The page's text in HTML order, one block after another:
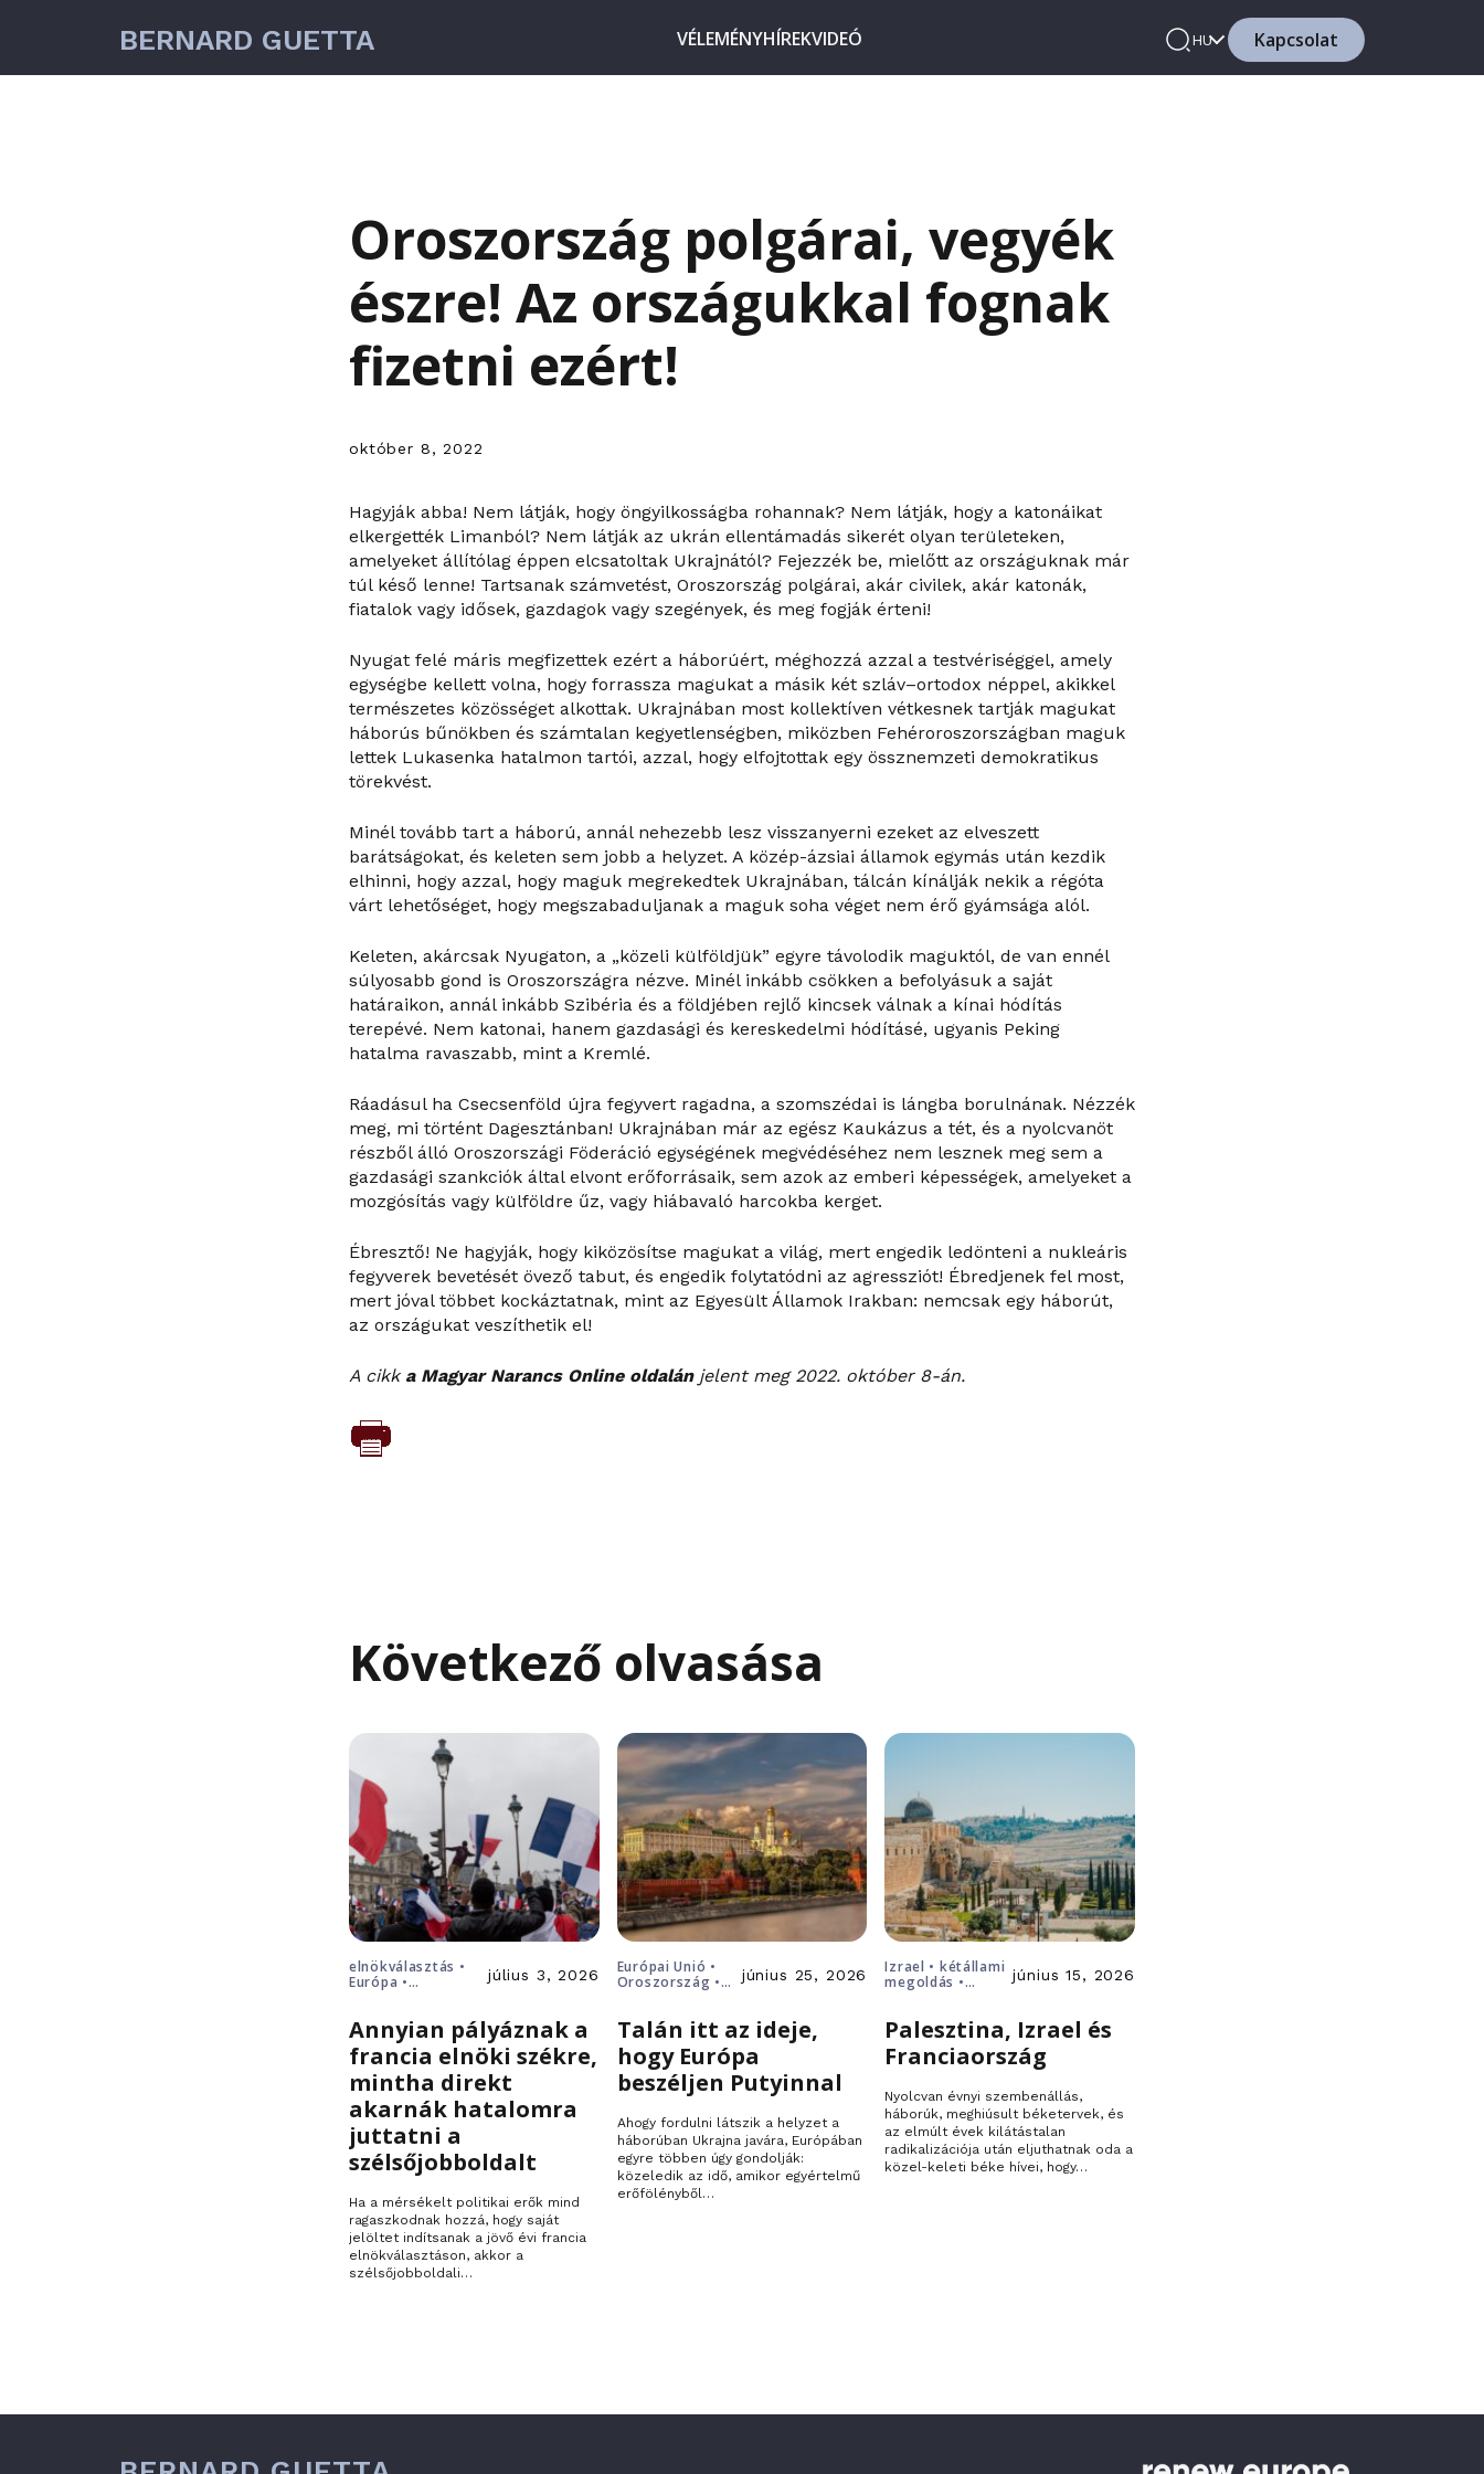
BERNARD GUETTA VÉLEMÉNYHÍREKVIDEÓ HU Kapcsolat
Oroszország polgárai, vegyék
észre! Az országukkal fognak
fizetni ezért!
október 8, 2022
Hagyják abba! Nem látják, hogy öngyilkosságba rohannak? Nem látják, hogy a katonáikat
elkergették Limanból? Nem látják az ukrán ellentámadás sikerét olyan területeken,
amelyeket állítólag éppen elcsatoltak Ukrajnától? Fejezzék be, mielőtt az országuknak már
túl késő lenne! Tartsanak számvetést, Oroszország polgárai, akár civilek, akár katonák,
fiatalok vagy idősek, gazdagok vagy szegények, és meg fogják érteni!
Nyugat felé máris megfizettek ezért a háborúért, méghozzá azzal a testvériséggel, amely
egységbe kellett volna, hogy forrassza magukat a másik két szláv–ortodox néppel, akikkel
természetes közösséget alkottak. Ukrajnában most kollektíven vétkesnek tartják magukat
háborús bűnökben és számtalan kegyetlenségben, miközben Fehéroroszországban maguk
lettek Lukasenka hatalmon tartói, azzal, hogy elfojtottak egy össznemzeti demokratikus
törekvést.
Minél tovább tart a háború, annál nehezebb lesz visszanyerni ezeket az elveszett
barátságokat, és keleten sem jobb a helyzet. A közép-ázsiai államok egymás után kezdik
elhinni, hogy azzal, hogy maguk megrekedtek Ukrajnában, tálcán kínálják nekik a régóta
várt lehetőséget, hogy megszabaduljanak a maguk soha véget nem érő gyámsága alól.
Keleten, akárcsak Nyugaton, a „közeli külföldjük” egyre távolodik maguktól, de van ennél
súlyosabb gond is Oroszországra nézve. Minél inkább csökken a befolyásuk a saját
határaikon, annál inkább Szibéria és a földjében rejlő kincsek válnak a kínai hódítás
terepévé. Nem katonai, hanem gazdasági és kereskedelmi hódításé, ugyanis Peking
hatalma ravaszabb, mint a Kremlé.
Ráadásul ha Csecsenföld újra fegyvert ragadna, a szomszédai is lángba borulnának. Nézzék
meg, mi történt Dagesztánban! Ukrajnában már az egész Kaukázus a tét, és a nyolcvanöt
részből álló Oroszországi Föderáció egységének megvédéséhez nem lesznek meg sem a
gazdasági szankciók által elvont erőforrásaik, sem azok az emberi képességek, amelyeket a
mozgósítás vagy külföldre űz, vagy hiábavaló harcokba kerget.
Ébresztő! Ne hagyják, hogy kiközösítse magukat a világ, mert engedik ledönteni a nukleáris
fegyverek bevetését övező tabut, és engedik folytatódni az agressziót! Ébredjenek fel most,
mert jóval többet kockáztatnak, mint az Egyesült Államok Irakban: nemcsak egy háborút,
az országukat veszíthetik el!
A cikk a Magyar Narancs Online oldalánjelent meg 2022. október 8-án.
Következő olvasása
elnökválasztás •
Európa •
július 3, 2026
Annyian pályáznak a
francia elnöki székre,
mintha direkt
akarnák hatalomra
juttatni a
szélsőjobboldalt
Ha a mérsékelt politikai erők mind
ragaszkodnak hozzá, hogy saját
jelöltet indítsanak a jövő évi francia
elnökválasztáson, akkor a
szélsőjobboldali…
Európai Unió •
Oroszország •
június 25, 2026
Talán itt az ideje,
hogy Európa
beszéljen Putyinnal
Ahogy fordulni látszik a helyzet a
háborúban Ukrajna javára, Európában
egyre többen úgy gondolják:
közeledik az idő, amikor egyértelmű
erőfölényből…
Izrael • kétállami
megoldás •
június 15, 2026
Palesztina, Izrael és
Franciaország
Nyolcvan évnyi szembenállás,
háborúk, meghiúsult béketervek, és
az elmúlt évek kilátástalan
radikalizációja után eljuthatnak oda a
közel-keleti béke hívei, hogy…